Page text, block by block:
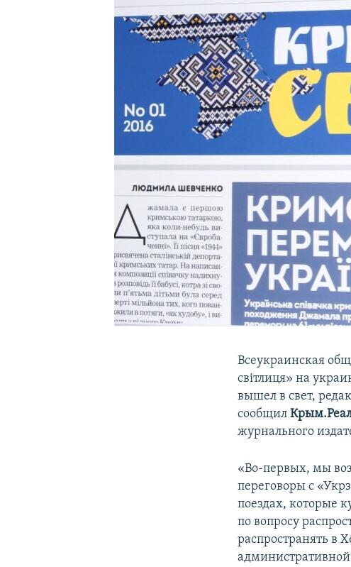
УКРАИНСКАЯ ПРОБЛЕМА КРЫМА
Всеукраинская
світлиця» на
вышел в свет,
сообщил
журнального
«Во-первых, мы
переговоры с
поездах, которые
по вопросу
распространять в
административной